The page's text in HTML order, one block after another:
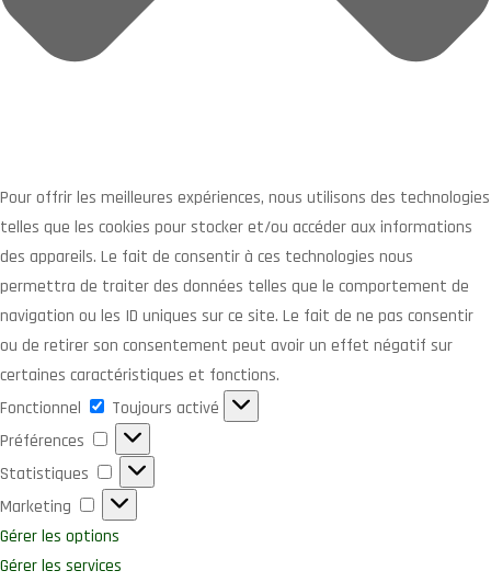
Pour offrir les meilleures expériences, nous utilisons des technologies
telles que les cookies pour stocker et/ou accéder aux informations
des appareils. Le fait de consentir à ces technologies nous
permettra de traiter des données telles que le comportement de
navigation ou les ID uniques sur ce site. Le fait de ne pas consentir
ou de retirer son consentement peut avoir un effet négatif sur
certaines caractéristiques et fonctions.
Fonctionnel
Fonctionnel
Toujours activé
Préférences
Préférences
Statistiques
Statistiques
Marketing
Marketing
Gérer les options
Gérer les services